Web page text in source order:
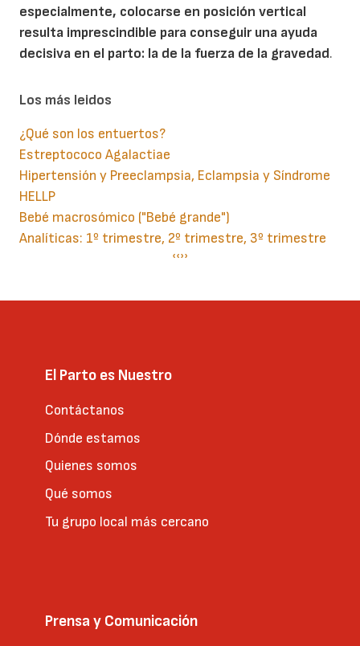
especialmente, colocarse en posición vertical
resulta imprescindible para conseguir una ayuda
decisiva en el parto: la de la fuerza de la gravedad.
Los más leidos
¿Qué son los entuertos?
Estreptococo Agalactiae
Hipertensión y Preeclampsia, Eclampsia y Síndrome
HELLP
Bebé macrosómico ("Bebé grande")
Analíticas: 1º trimestre, 2º trimestre, 3º trimestre
Página
‹‹Siguiente
››
El Parto es Nuestro
Contáctanos
Dónde estamos
Quienes somos
Qué somos
Tu grupo local más cercano
Prensa y Comunicación